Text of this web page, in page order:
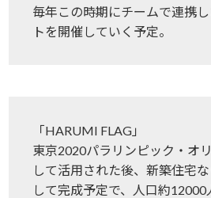
毎年この時期にチームで連携
トを開催していく予定。
「HARUMI FLAG」
東京2020パラリンピック・オ
して活用された後、新築住宅
して完成予定で、人口約